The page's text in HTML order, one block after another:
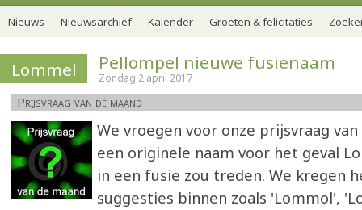
Nieuws Nieuwsarchief Kalender Groeten & felicitaties
Lommel Pellompel nieuwe fusienaam
Zondag 2 april 2017
Prijsvraag van de maand
We vroegen voor onze prijsvraag
een originele naam voor het geval
in een fusie zou treden. We kregen
suggesties binnen zoals 'Lommol',